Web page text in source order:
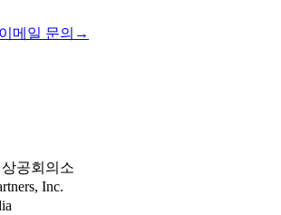
이메일 문의 →
공회의소
Inc.